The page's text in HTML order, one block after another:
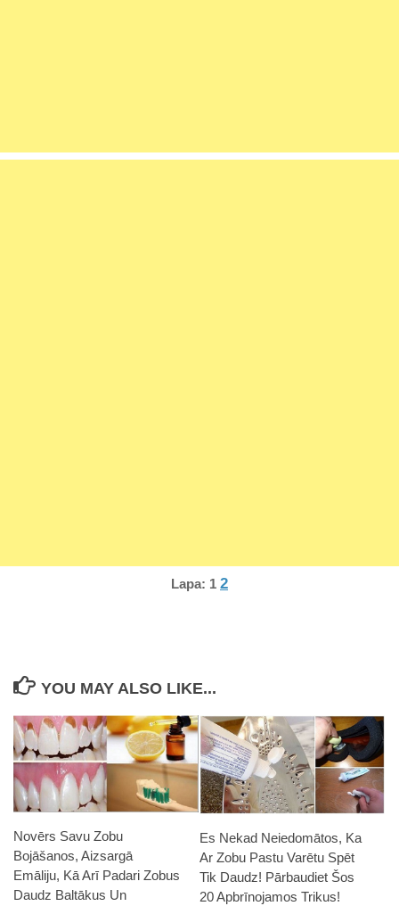
Lapa: 1 2
YOU MAY ALSO LIKE...
Novērs Savu Zobu
Bojāšanos, Aizsargā
Emāliju, Kā Arī Padari Zobus
Daudz Baltākus Un
Es Nekad Neiedomātos, Ka
Ar Zobu Pastu Varētu Spēt
Tik Daudz! Pārbaudiet Šos
20 Apbrīnojamos Trikus!